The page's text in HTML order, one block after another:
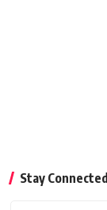
Stay Connected